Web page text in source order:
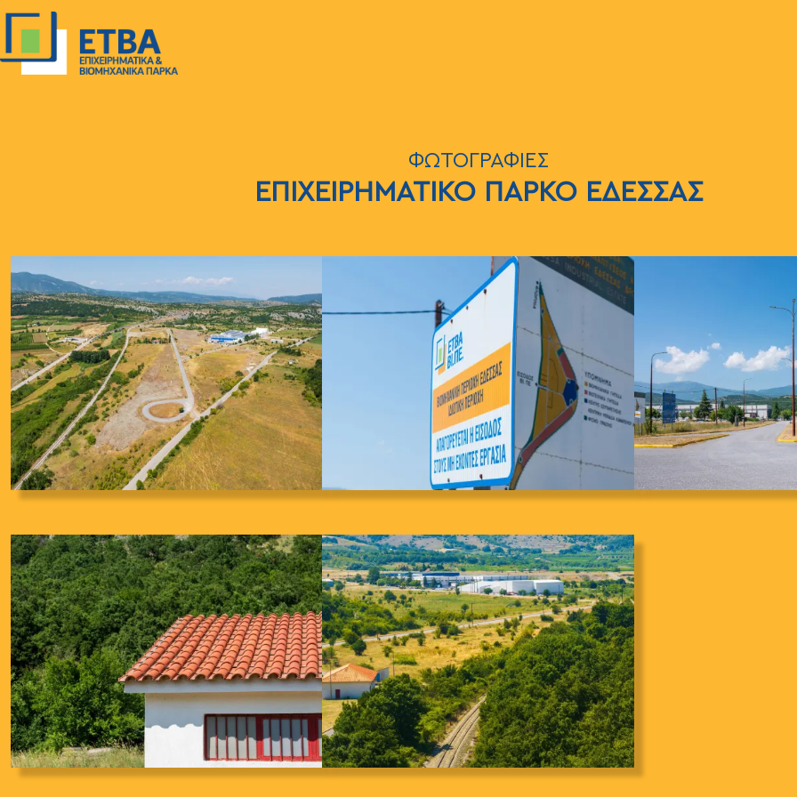
Παράκαμψη προς το κυρίως περιεχόμενο
ΦΩΤΟΓΡΑΦΙΕΣ
ΕΠΙΧΕΙΡΗΜΑΤΙΚΟ ΠΑΡΚΟ ΕΔΕΣΣΑΣ